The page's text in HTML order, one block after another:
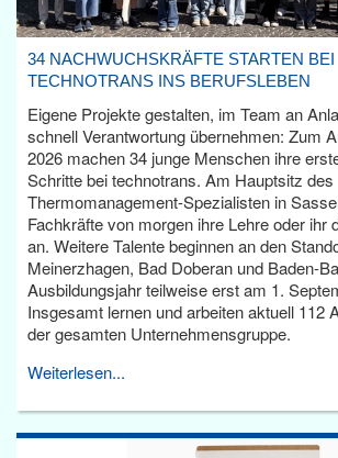
34 NACHWUCHSKRÄFTE STARTEN BEI
TECHNOTRANS INS BERUFSLEBEN
Eigene Projekte gestalten, im Team an
schnell Verantwortung übernehmen: Zum
2026 machen 34 junge Menschen ihre
Schritte bei technotrans. Am Hauptsitz des
Thermomanagement-Spezialisten in
Fachkräfte von morgen ihre Lehre oder ihr
an. Weitere Talente beginnen an den
Meinerzhagen, Bad Doberan und Baden-
Ausbildungsjahr teilweise erst am 1.
Insgesamt lernen und arbeiten aktuell 112
der gesamten Unternehmensgruppe.
Weiterlesen...